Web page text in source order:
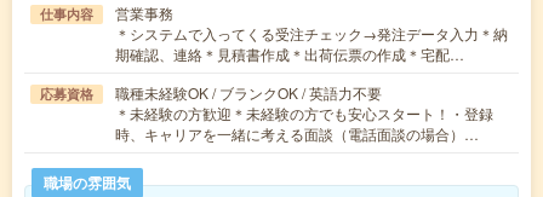
仕事内容
営業事務
＊システムで入ってくる受注チェック→発注データ入力＊納
期確認、連絡＊見積書作成＊出荷伝票の作成＊宅配…
応募資格
職種未経験OK / ブランクOK / 英語力不要
＊未経験の方歓迎＊未経験の方でも安心スタート！・登録
時、キャリアを一緒に考える面談（電話面談の場合）…
職場の雰囲気